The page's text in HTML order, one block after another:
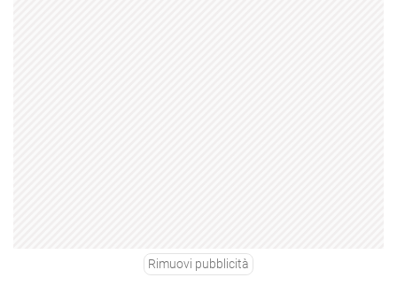
Rimuovi pubblicità